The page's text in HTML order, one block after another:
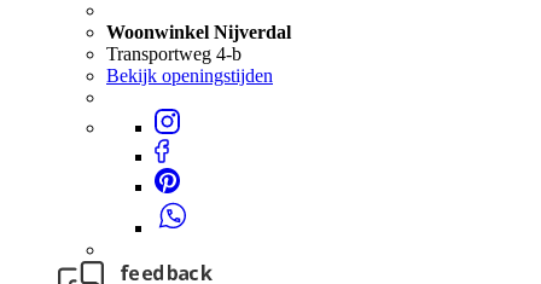
Woonwinkel Nijverdal
Transportweg 4-b
Bekijk openingstijden